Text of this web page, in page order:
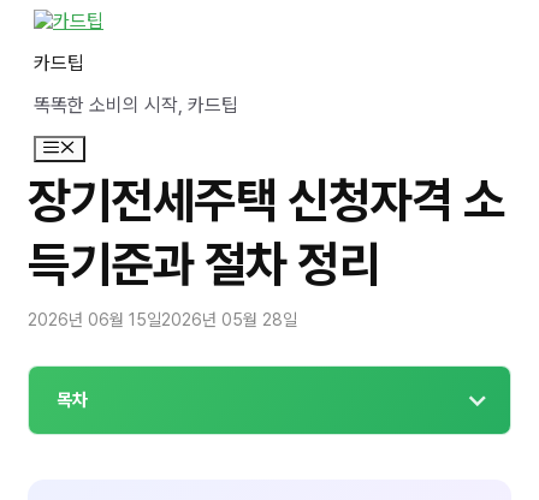
카드팁
똑똑한 소비의 시작, 카드팁
메
뉴
장기전세주택 신청자격 소
득기준과 절차 정리
2026년 06월 15일2026년 05월 28일
목차